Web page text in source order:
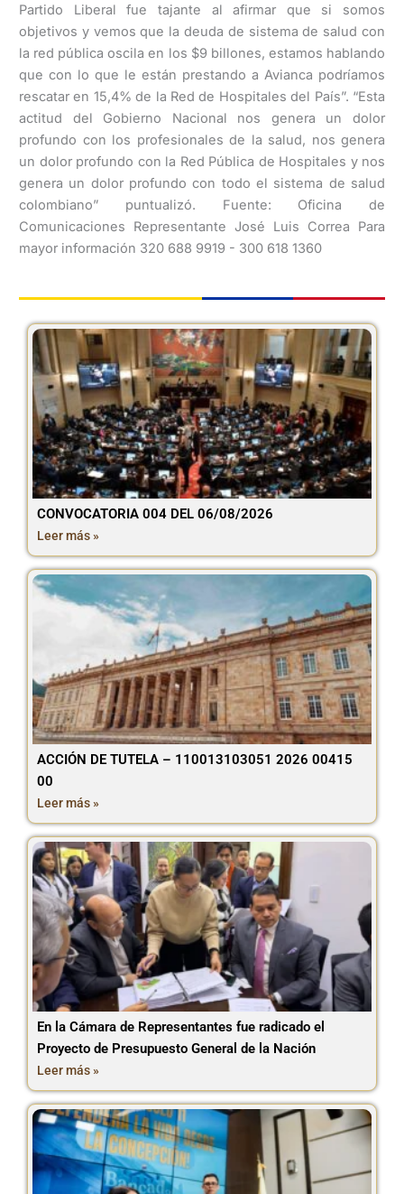
Partido Liberal fue tajante al afirmar que si somos
objetivos y vemos que la deuda de sistema de salud con
la red pública oscila en los $9 billones, estamos hablando
que con lo que le están prestando a Avianca podríamos
rescatar en 15,4% de la Red de Hospitales del País”. “Esta
actitud del Gobierno Nacional nos genera un dolor
profundo con los profesionales de la salud, nos genera
un dolor profundo con la Red Pública de Hospitales y nos
genera un dolor profundo con todo el sistema de salud
colombiano” puntualizó. Fuente: Oficina de
Comunicaciones Representante José Luis Correa Para
mayor información 320 688 9919 - 300 618 1360
CONVOCATORIA 004 DEL 06/08/2026
Leer más »
ACCIÓN DE TUTELA – 110013103051 2026 00415
00
Leer más »
En la Cámara de Representantes fue radicado el
Proyecto de Presupuesto General de la Nación
Leer más »